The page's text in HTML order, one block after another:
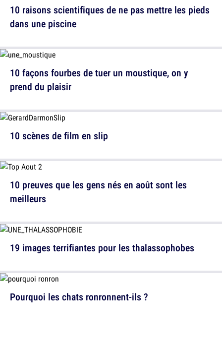
10 raisons scientifiques de ne pas mettre les pieds
dans une piscine
10 scènes de film en slip
19 images terrifiantes pour les thalassophobes
10 façons fourbes de tuer un moustique, on y
prend du plaisir
10 preuves que les gens nés en août sont les
meilleurs
Pourquoi les chats ronronnent-ils ?